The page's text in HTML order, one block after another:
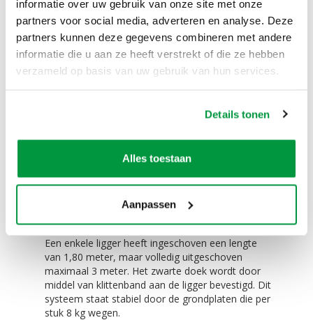
informatie over uw gebruik van onze site met onze
partners voor social media, adverteren en analyse. Deze
partners kunnen deze gegevens combineren met andere
informatie die u aan ze heeft verstrekt of die ze hebben
verzameld op basis van uw gebruik van hun services.
Details tonen
Alles toestaan
Aanpassen
Omschrijving
Wilt u een ruimte afschermen? Onze pipe & drape
systemen zijn ideaal om een nette afscheiding te
maken op uw locatie. U kunt onze Pipe & Drape
wand aan het zicht van uw gasten te onttrekken.
stevige constructie vormen.
verstel- en verlengbaar bij het huren van de
Ons Pipe & drape systeem kan uw ruimte vanaf
1,80 meter tot en met 3 meter hoog afschermen.
Een enkele ligger heeft ingeschoven een lengte
van 1,80 meter, maar volledig uitgeschoven
maximaal 3 meter. Het zwarte doek wordt door
middel van klittenband aan de ligger bevestigd. Dit
systeem staat stabiel door de grondplaten die per
stuk 8 kg wegen.